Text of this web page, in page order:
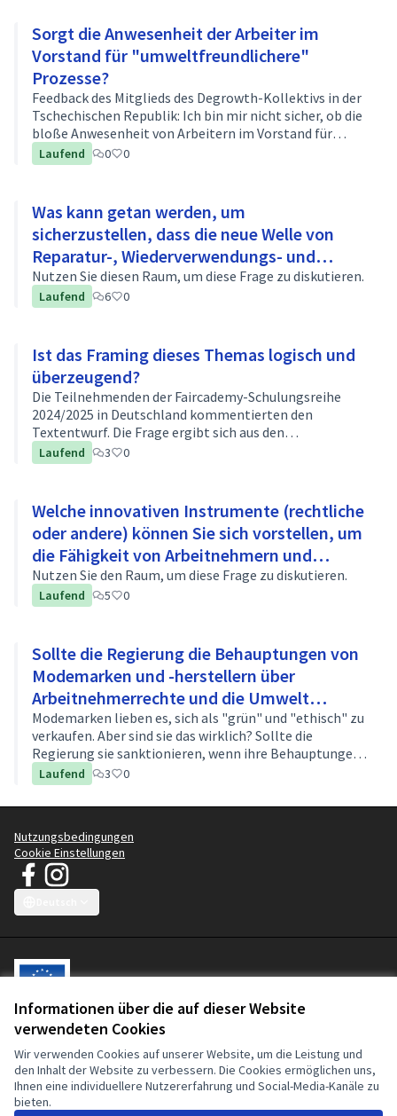
Informationen über die auf dieser Website
verwendeten Cookies
Wir verwenden Cookies auf unserer Website, um die Leistung und
den Inhalt der Website zu verbessern. Die Cookies ermöglichen uns,
Ihnen eine individuellere Nutzererfahrung und Social-Media-Kanäle zu
bieten.
Sorgt die Anwesenheit der Arbeiter im
Vorstand für "umweltfreundlichere"
Prozesse?
Feedback des Mitglieds des Degrowth-Kollektivs in der
Tschechischen Republik: Ich bin mir nicht sicher, ob die
bloße Anwesenheit von Arbeitern im Vorstand für
umweltfreundlichere Prozesse sorgen wird. Gibt es
noch weitere Anforderungen, …
Laufend 0 0
Was kann getan werden, um
sicherzustellen, dass die neue Welle von
Reparatur-, Wiederverwendungs- und
Recyclinginitiativen (Kreislaufwirtschaft)
die Arbeitnehmerrechte und die
Nutzen Sie diesen Raum, um diese Frage zu diskutieren.
Laufend 6 0
Ist das Framing dieses Themas logisch und
überzeugend?
Die Teilnehmenden der Faircademy-Schulungsreihe
2024/2025 in Deutschland kommentierten den
Textentwurf. Die Frage ergibt sich aus den
Rückmeldungen.
Laufend 3 0
Welche innovativen Instrumente (rechtliche
oder andere) können Sie sich vorstellen, um
die Fähigkeit von Arbeitnehmern und
Verbrauchern zu stärken, falsche
Behauptungen über Arbeitnehmerrechte
Nutzen Sie den Raum, um diese Frage zu diskutieren.
Laufend 5 0
Sollte die Regierung die Behauptungen von
Modemarken und -herstellern über
Arbeitnehmerrechte und die Umwelt
überprüfen? Wenn ja, wie?
Modemarken lieben es, sich als "grün" und "ethisch" zu
verkaufen. Aber sind sie das wirklich? Sollte die
Regierung sie sanktionieren, wenn ihre Behauptungen
aufgebläht sind?
Laufend 3 0
Nutzungsbedingungen
Cookie Einstellungen
JT Manifest - Kampagne für saubere Kleidung auf Facebook
(Externer Link)
JT Manifest - Kampagne für saubere Kleidung auf Instagram
(Externer Link)
mitfinanziert. Der Inhalt dieser Website liegt in der alleinigen
Verantwortung der Clean Clothes Campaign und darf in keiner Weise
als Ausdruck der Ansichten der Europäischen Union oder der
Europäischen Kommission angesehen werden.